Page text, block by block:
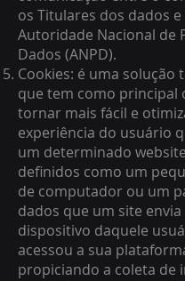
os Titulares dos dados e
Autoridade Nacional de
Dados (ANPD).
Cookies: é uma solução
que tem como principal
tornar mais fácil e
experiência do usuário
um determinado
definidos como um
de computador ou um
dados que um site
dispositivo daquele
acessou a sua
propiciando a coleta de